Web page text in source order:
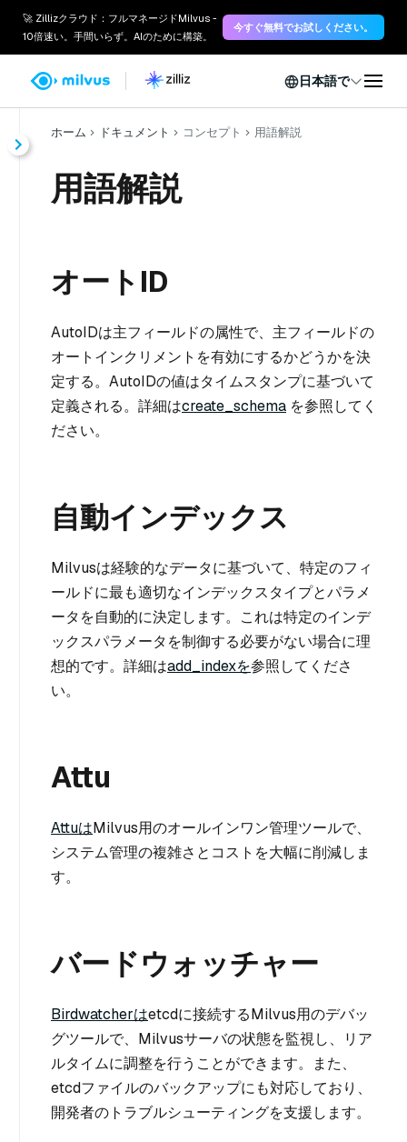
🚀 Zillizクラウド：フルマネージドMilvus -
10倍速い。手間いらず。AIのために構築。
今すぐ無料でお試しください。
日本語で
ホーム ドキュメント コンセプト 用語解説
用語解説
オートID
AutoIDは主フィールドの属性で、主フィールドの
オートインクリメントを有効にするかどうかを決
定する。AutoIDの値はタイムスタンプに基づいて
定義される。詳細はcreate_schema を参照してく
ださい。
自動インデックス
Milvusは経験的なデータに基づいて、特定のフィ
ールドに最も適切なインデックスタイプとパラメ
ータを自動的に決定します。これは特定のインデ
ックスパラメータを制御する必要がない場合に理
想的です。詳細はadd_indexを参照してくださ
い。
Attu
AttuはMilvus用のオールインワン管理ツールで、
システム管理の複雑さとコストを大幅に削減しま
す。
バードウォッチャー
Birdwatcherはetcdに接続するMilvus用のデバッ
グツールで、Milvusサーバの状態を監視し、リア
ルタイムに調整を行うことができます。また、
etcdファイルのバックアップにも対応しており、
開発者のトラブルシューティングを支援します。